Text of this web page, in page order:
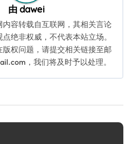
由 dawei
内容转载自互联网，其相关言论
绝非权威，不代表本站立场。
权问题，请提交相关链接至邮
，我们将及时予以处理。